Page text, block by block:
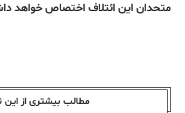
متحدان این ائتلاف اختصاص خواهد
مطالب بیشتری از این